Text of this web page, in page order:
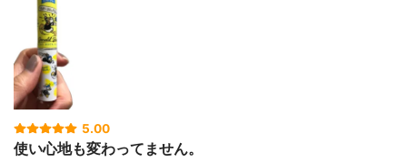
5.00
使い心地も変わってません。